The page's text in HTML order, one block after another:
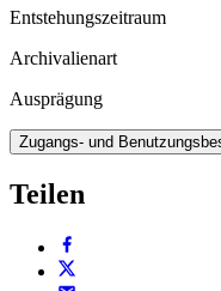
Entstehungszeitraum
Archivalienart
Ausprägung
Zugangs- und
Teilen